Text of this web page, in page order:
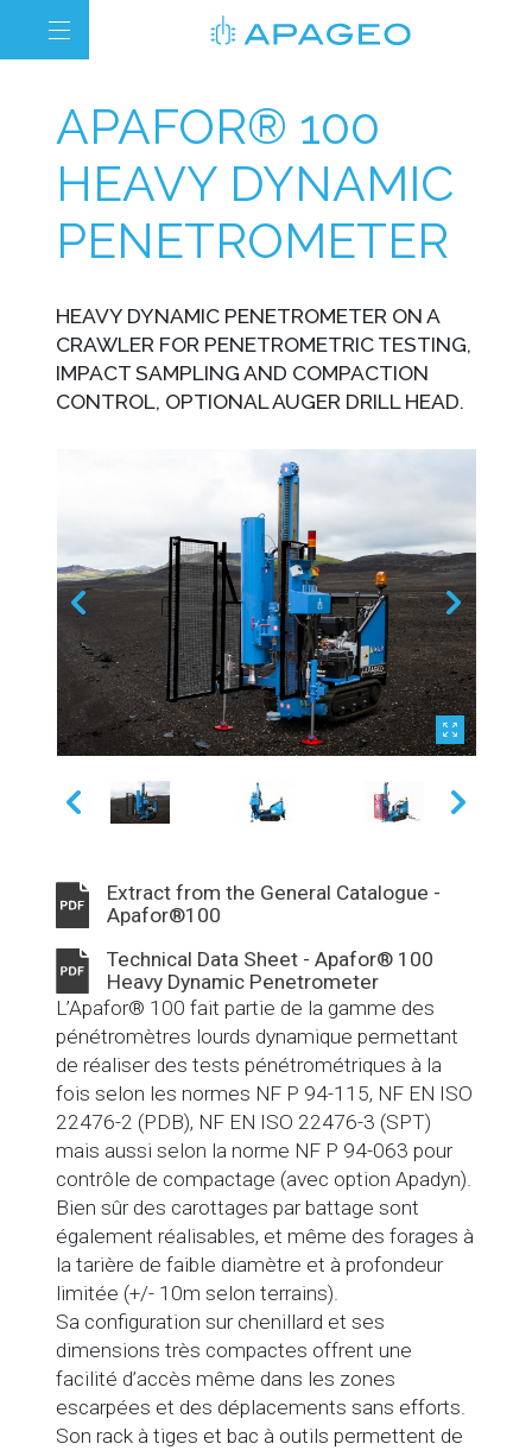
APAFOR® 100
HEAVY DYNAMIC
PENETROMETER
HEAVY DYNAMIC PENETROMETER ON A
CRAWLER FOR PENETROMETRIC TESTING,
IMPACT SAMPLING AND COMPACTION
CONTROL, OPTIONAL AUGER DRILL HEAD.
Extract from the General Catalogue -
Apafor®100
Technical Data Sheet - Apafor® 100
Heavy Dynamic Penetrometer
L’Apafor® 100 fait partie de la gamme des
pénétromètres lourds dynamique permettant
de réaliser des tests pénétrométriques à la
fois selon les normes NF P 94-115, NF EN ISO
22476-2 (PDB), NF EN ISO 22476-3 (SPT)
mais aussi selon la norme NF P 94-063 pour
contrôle de compactage (avec option Apadyn).
Bien sûr des carottages par battage sont
également réalisables, et même des forages à
la tarière de faible diamètre et à profondeur
limitée (+/- 10m selon terrains).
Sa configuration sur chenillard et ses
dimensions très compactes offrent une
facilité d’accès même dans les zones
escarpées et des déplacements sans efforts.
Son rack à tiges et bac à outils permettent de